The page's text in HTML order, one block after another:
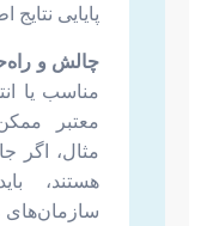
پایایی
چالش و
مناسب یا
معتبر
مثال، اگر
هستند،
سازمان‌های